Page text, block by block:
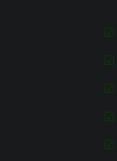
☑
☑
☑
☑
☑